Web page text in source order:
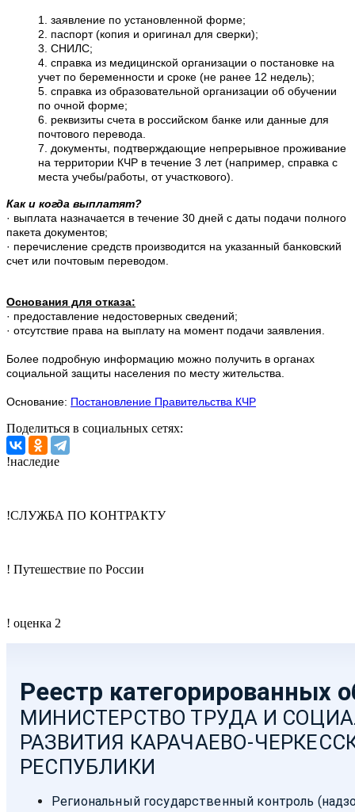
1. заявление по установленной форме;
2. паспорт (копия и оригинал для сверки);
3. СНИЛС;
4. справка из медицинской организации о постановке на
учет по беременности и сроке (не ранее 12 недель);
5. справка из образовательной организации об обучении
по очной форме;
6. реквизиты счета в российском банке или данные для
почтового перевода.
7. документы, подтверждающие непрерывное проживание
на территории КЧР в течение 3 лет (например, справка с
места учебы/работы, от участкового).
Как и когда выплатят?
· выплата назначается в течение 30 дней с даты подачи полного
пакета документов;
· перечисление средств производится на указанный банковский
счет или почтовым переводом.
Основания для отказа:
· предоставление недостоверных сведений;
· отсутствие права на выплату на момент подачи заявления.
Более подробную информацию можно получить в органах
социальной защиты населения по месту жительства.
Основание: Постановление Правительства КЧР
Поделиться в социальных сетях:
!наследие
!СЛУЖБА ПО КОНТРАКТУ
! Путешествие по России
! оценка 2